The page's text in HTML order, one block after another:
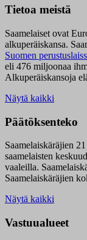
Tietoa meistä
Saamelaiset ovat
alkuperäiskansa.
Suomen
eli 476 miljoonaa
Alkuperäiskansoja
Näytä kaikki
Päätöksenteko
Saamelaiskäräjien
saamelaisten
vaaleilla.
Saamelaiskäräjien
Näytä kaikki
Vastuualueet